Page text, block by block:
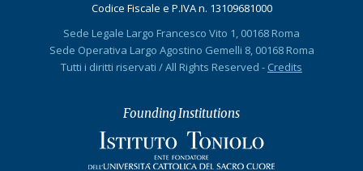
Codice Fiscale e P.IVA n. 13109681000
Sede Legale Largo Francesco Vito 1, 00168 Roma
Sede Operativa Largo Agostino Gemelli 8, 00168 Roma
Tutti i diritti riservati / All Rights Reserved - Credits
Founding Institutions